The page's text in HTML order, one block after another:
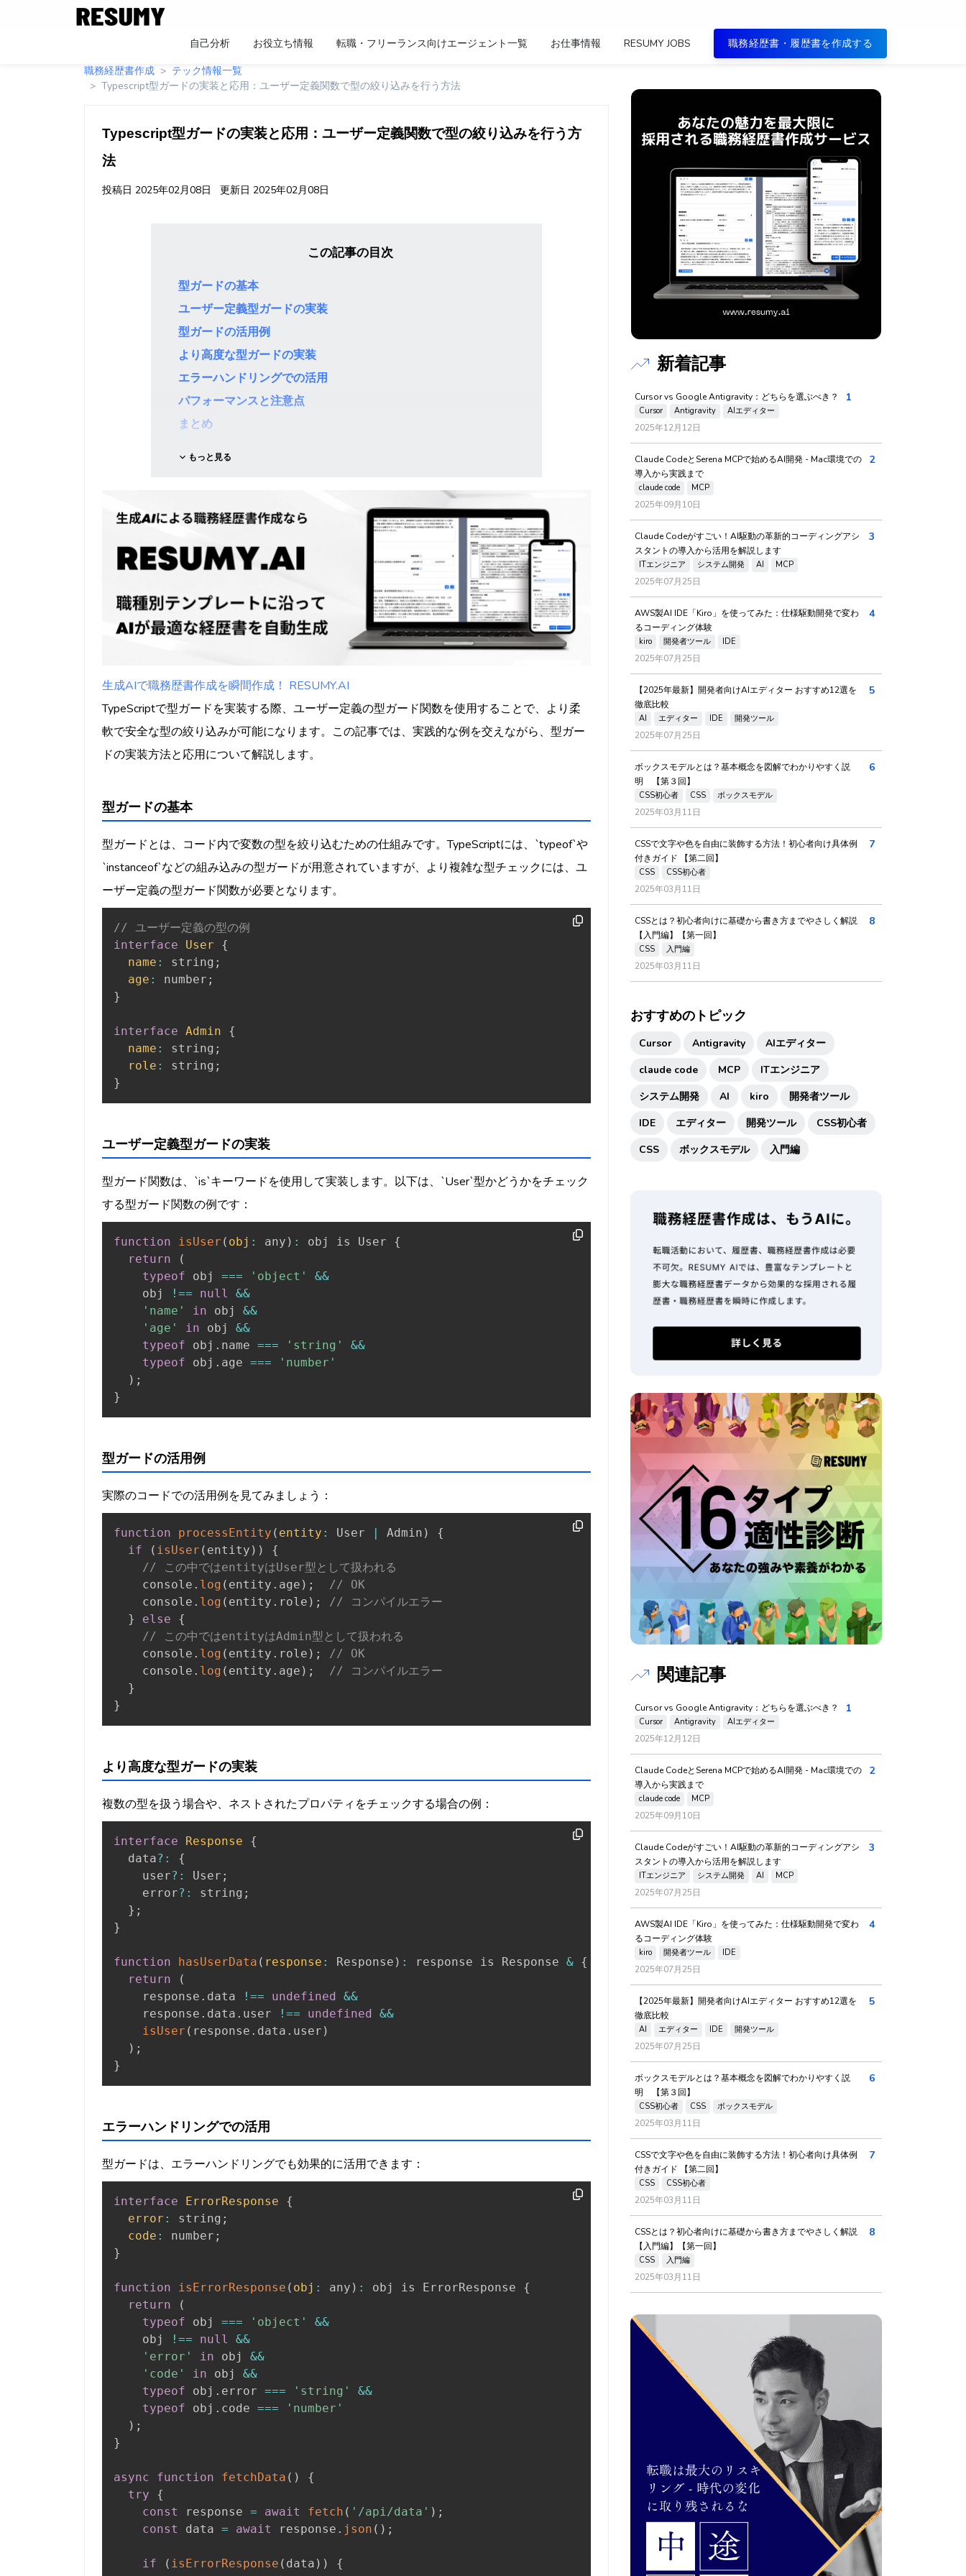
自己分析 お役立ち情報 転職・フリーランス向けエージェント一覧 お仕事情報 RESUMY JOBS
職務経歴書・履歴書を作成する
職務経歴書作成
テック情報一覧
Typescript型ガードの実装と応用：ユーザー定義関数で型の絞り込みを行う方法
Typescript型ガードの実装と応用：ユーザー定義関数で型の絞り込みを行う方
法
投稿日 2025年02月08日 更新日 2025年02月08日
この記事の目次
型ガードの基本
ユーザー定義型ガードの実装
型ガードの活用例
より高度な型ガードの実装
エラーハンドリングでの活用
パフォーマンスと注意点
まとめ
もっと見る
生成AIで職務歴書作成を瞬間作成！ RESUMY.AI
TypeScriptで型ガードを実装する際、ユーザー定義の型ガード関数を使用することで、より柔
軟で安全な型の絞り込みが可能になります。この記事では、実践的な例を交えながら、型ガー
ドの実装方法と応用について解説します。
型ガードの基本
型ガードとは、コード内で変数の型を絞り込むための仕組みです。TypeScriptには、`typeof`や
`instanceof`などの組み込みの型ガードが用意されていますが、より複雑な型チェックには、ユ
ーザー定義の型ガード関数が必要となります。
// ユーザー定義の型の例
interface
User
{
name : string ;
age : number ;
}
interface Admin
{
name : string ;
role : string ;
}
ユーザー定義型ガードの実装
型ガード関数は、`is`キーワードを使用して実装します。以下は、`User`型かどうかをチェック
する型ガード関数の例です：
function isUser ( obj : any ) : obj is User {
return
(
typeof obj === 'object'
&&
    obj
!== null
&&
'name'
in obj &&
'age'
in obj &&
typeof obj . name === 'string'
&&
typeof obj . age ===
'number'
) ;
}
型ガードの活用例
実際のコードでの活用例を見てみましょう：
function processEntity ( entity : User Admin )
{
if
( isUser ( entity ) )
{
// この中ではentityはUser型として扱われる
    console
. log ( entity . age ) ;
// OK
    console
. log ( entity . role ) ;
// コンパイルエラー
}
else
{
// この中ではentityはAdmin型として扱われる
    console
. log ( entity . role ) ;
// OK
    console
. log ( entity . age ) ;
// コンパイルエラー
}
}
より高度な型ガードの実装
複数の型を扱う場合や、ネストされたプロパティをチェックする場合の例：
interface Response
{
  data
? :
{
    user
? : User ;
    error
? : string ;
} ;
}
function hasUserData ( response : Response ) : response is Response & { user
return
(
    response
. data !== undefined
&&
    response
. data . user !== undefined
&&
isUser ( response . data . user )
) ;
}
エラーハンドリングでの活用
型ガードは、エラーハンドリングでも効果的に活用できます：
interface ErrorResponse
{
error : string ;
code : number ;
}
function isErrorResponse ( obj : any ) : obj is ErrorResponse {
return
(
typeof obj === 'object'
&&
    obj
!== null
&&
'error'
in obj &&
'code'
in obj &&
typeof obj . error === 'string'
&&
typeof obj . code ===
'number'
) ;
}
async function fetchData ( )
{
try
{
const
response = await fetch ( '/api/data' ) ;
const
data = await response . json ( ) ;
if ( isErrorResponse ( data ) )
{
新着記事
Cursor vs Google Antigravity：どちらを選ぶべき？
Cursor Antigravity AIエディター
2025年12月12日
1
Claude CodeとSerena MCPで始めるAI開発 - Mac環境での
導入から実践まで
claude code MCP
2025年09月10日
2
Claude Codeがすごい！AI駆動の革新的コーディングアシ
スタントの導入から活用を解説します
ITエンジニア システム開発 AI MCP
2025年07月25日
3
AWS製AI IDE「Kiro」を使ってみた：仕様駆動開発で変わ
るコーディング体験
kiro 開発者ツール IDE
2025年07月25日
4
【2025年最新】開発者向けAIエディター おすすめ12選を
徹底比較
AI エディター IDE 開発ツール
2025年07月25日
5
ボックスモデルとは？基本概念を図解でわかりやすく説
明 【第３回】
CSS初心者 CSS ボックスモデル
2025年03月11日
6
CSSで文字や色を自由に装飾する方法！初心者向け具体例
付きガイド 【第二回】
CSS CSS初心者
2025年03月11日
7
CSSとは？初心者向けに基礎から書き方までやさしく解説
【入門編】【第一回】
CSS 入門編
2025年03月11日
8
おすすめのトピック
Cursor Antigravity
AIエディター
claude code
MCP
ITエンジニア
システム開発
AI kiro
開発者ツール
IDE
エディター 開発ツール
CSS初心者
CSS
ボックスモデル 入門編
関連記事
Cursor vs Google Antigravity：どちらを選ぶべき？
Cursor Antigravity AIエディター
2025年12月12日
1
Claude CodeとSerena MCPで始めるAI開発 - Mac環境での
導入から実践まで
claude code MCP
2025年09月10日
2
Claude Codeがすごい！AI駆動の革新的コーディングアシ
スタントの導入から活用を解説します
ITエンジニア システム開発 AI MCP
2025年07月25日
3
AWS製AI IDE「Kiro」を使ってみた：仕様駆動開発で変わ
るコーディング体験
kiro 開発者ツール IDE
2025年07月25日
4
【2025年最新】開発者向けAIエディター おすすめ12選を
徹底比較
AI エディター IDE 開発ツール
2025年07月25日
5
ボックスモデルとは？基本概念を図解でわかりやすく説
明 【第３回】
CSS初心者 CSS ボックスモデル
2025年03月11日
6
CSSで文字や色を自由に装飾する方法！初心者向け具体例
付きガイド 【第二回】
CSS CSS初心者
2025年03月11日
7
CSSとは？初心者向けに基礎から書き方までやさしく解説
【入門編】【第一回】
CSS 入門編
2025年03月11日
8